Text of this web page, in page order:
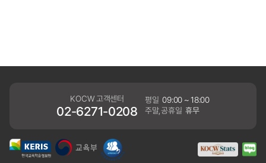
KOCW 고객센터
02-6271-0208
평일 09:00 ~ 18:00
주말,공휴일 휴무